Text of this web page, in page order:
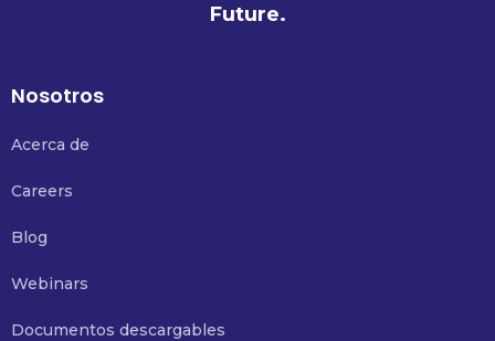
Future.
Nosotros
Acerca de
Careers
Blog
Webinars
Documentos descargables